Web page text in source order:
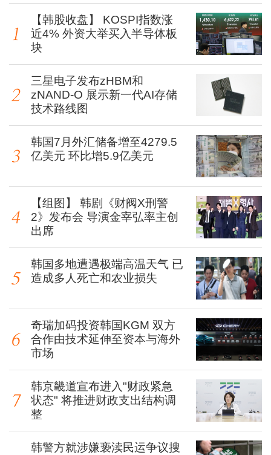
【韩股收盘】 KOSPI指数涨
近4% 外资大举买入半导体板
块
三星电子发布zHBM和
zNAND-O 展示新一代AI存储
技术路线图
韩国7月外汇储备增至4279.5
亿美元 环比增5.9亿美元
【组图】 韩剧《财阀X刑警
2》发布会 导演金宰弘率主创
出席
韩国多地遭遇极端高温天气 已
造成多人死亡和农业损失
奇瑞加码投资韩国KGM 双方
合作由技术延伸至资本与海外
市场
韩京畿道宣布进入"财政紧急
状态" 将推进财政支出结构调
整
韩警方就涉嫌亵渎民运争议搜